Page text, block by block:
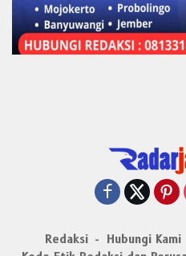
Redaksi Hubungi Kami